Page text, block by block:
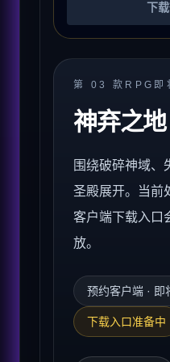
下
第 03 款 RPG 即
神弃之地
围绕破碎神域、
圣殿展开。当前
客户端下载入口
放。
预约客户端 · 即
下载入口准备中